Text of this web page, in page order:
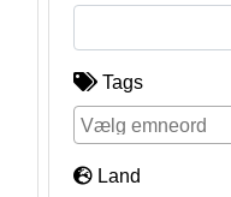
Tags
Land